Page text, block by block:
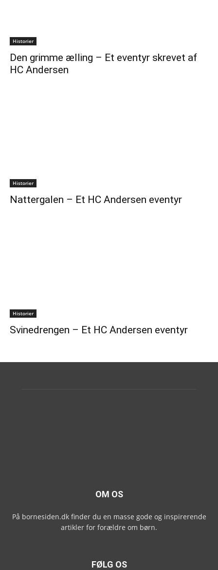
Historier
Den grimme ælling – Et eventyr skrevet af
HC Andersen
Historier
Nattergalen – Et HC Andersen eventyr
Historier
Svinedrengen – Et HC Andersen eventyr
OM OS
På bornesiden.dk finder du en masse gode og inspirerende
artikler for forældre om børn.
FØLG OS